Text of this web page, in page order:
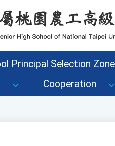
Principal Selection Zone
Cooperation